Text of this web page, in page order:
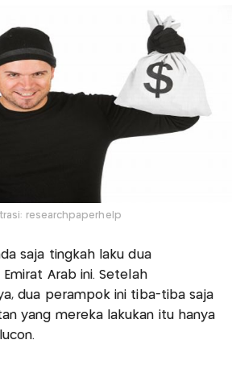
researchpaperhelp
saja tingkah laku dua
Arab ini. Setelah
dua perampok ini tiba-tiba saja
yang mereka lakukan itu hanya